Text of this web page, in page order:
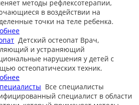
методы рефлексотерапии,
в воздействии на
точки на теле ребенка.
Детский остеопат Врач,
и устраняющий
нарушения у детей с
остеопатических техник.
Все специалисты
специалист в области